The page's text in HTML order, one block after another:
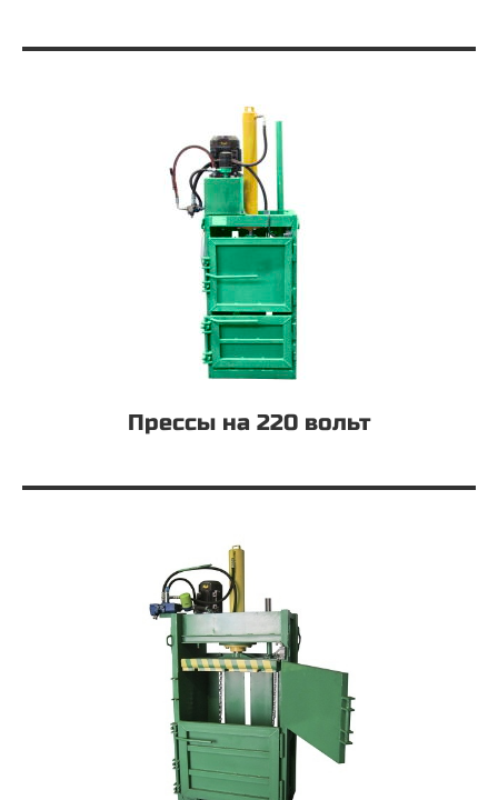
Прессы на 220 вольт